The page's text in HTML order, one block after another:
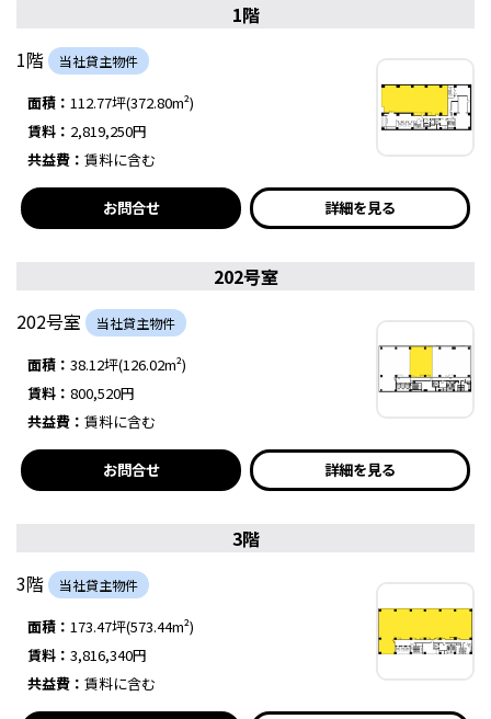
1階
1階
当社貸主物件
面積： 112.77坪(372.80m²)
賃料： 2,819,250円
共益費： 賃料に含む
お問合せ 詳細を見る
202号室
202号室
当社貸主物件
面積： 38.12坪(126.02m²)
賃料： 800,520円
共益費： 賃料に含む
お問合せ 詳細を見る
3階
3階
当社貸主物件
面積： 173.47坪(573.44m²)
賃料： 3,816,340円
共益費： 賃料に含む